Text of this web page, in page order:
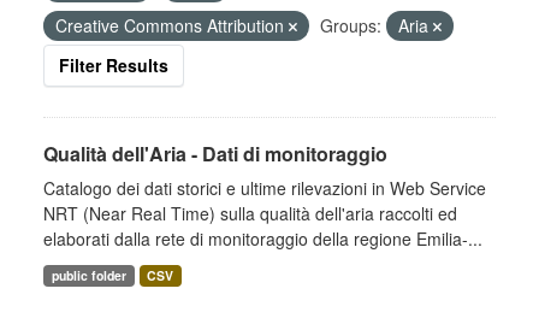
Creative Commons Attribution
Groups:
Aria
Filter Results
Qualità dell'Aria - Dati di monitoraggio
Catalogo dei dati storici e ultime rilevazioni in Web Service
NRT (Near Real Time) sulla qualità dell'aria raccolti ed
elaborati dalla rete di monitoraggio della regione Emilia-...
public folder CSV